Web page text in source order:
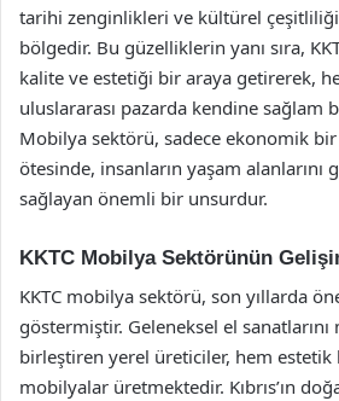
tarihi zenginlikleri ve kültürel
bölgedir. Bu güzelliklerin yanı sıra,
kalite ve estetiği bir araya getirerek,
uluslararası pazarda kendine sağlam
Mobilya sektörü, sadece ekonomik
ötesinde, insanların yaşam
sağlayan önemli bir unsurdur.
KKTC Mobilya Sektörünün
KKTC mobilya sektörü, son yıllarda
göstermiştir. Geleneksel el
birleştiren yerel üreticiler, hem
mobilyalar üretmektedir. Kıbrıs’ın